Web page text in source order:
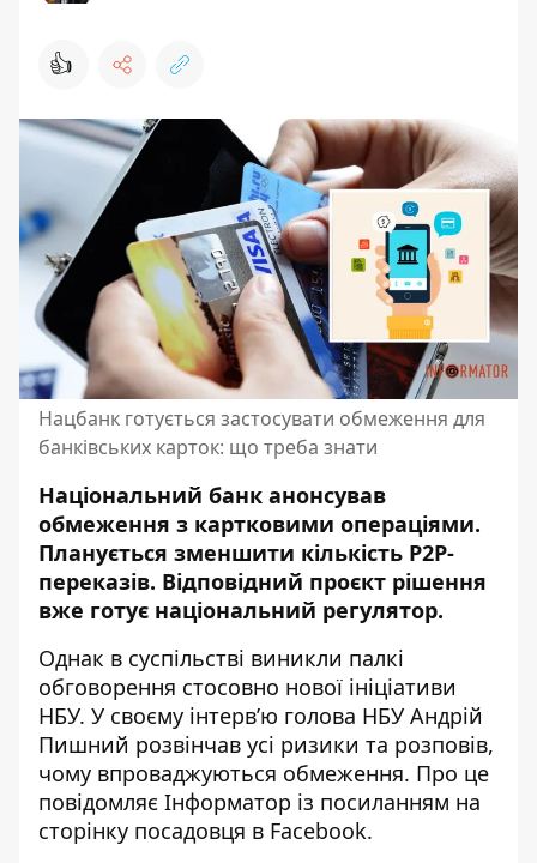
👍
Нацбанк готується застосувати обмеження для
банківських карток: що треба знати
Національний банк анонсував
обмеження з картковими операціями.
Планується зменшити кількість P2P-
переказів. Відповідний проєкт рішення
вже готує національний регулятор.
Однак в суспільстві виникли палкі
обговорення стосовно нової ініціативи
НБУ. У своєму інтерв’ю голова НБУ Андрій
Пишний розвінчав усі ризики та розповів,
чому впроваджуються обмеження. Про це
повідомляє Інформатор із посиланням на
сторінку посадовця в Facebook.